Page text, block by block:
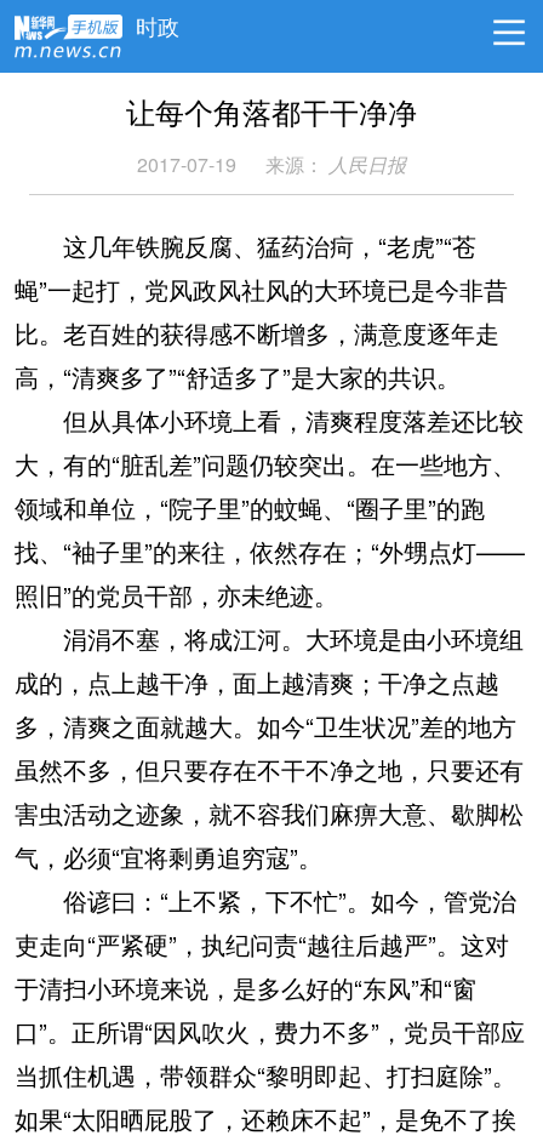
时政
让每个角落都干干净净
2017-07-19 来源： 人民日报
这几年铁腕反腐、猛药治疴，“老虎”“苍
蝇”一起打，党风政风社风的大环境已是今非昔
比。老百姓的获得感不断增多，满意度逐年走
高，“清爽多了”“舒适多了”是大家的共识。
但从具体小环境上看，清爽程度落差还比较
大，有的“脏乱差”问题仍较突出。在一些地方、
领域和单位，“院子里”的蚊蝇、“圈子里”的跑
找、“袖子里”的来往，依然存在；“外甥点灯——
照旧”的党员干部，亦未绝迹。
涓涓不塞，将成江河。大环境是由小环境组
成的，点上越干净，面上越清爽；干净之点越
多，清爽之面就越大。如今“卫生状况”差的地方
虽然不多，但只要存在不干不净之地，只要还有
害虫活动之迹象，就不容我们麻痹大意、歇脚松
气，必须“宜将剩勇追穷寇”。
俗谚曰：“上不紧，下不忙”。如今，管党治
吏走向“严紧硬”，执纪问责“越往后越严”。这对
于清扫小环境来说，是多么好的“东风”和“窗
口”。正所谓“因风吹火，费力不多”，党员干部应
当抓住机遇，带领群众“黎明即起、打扫庭除”。
如果“太阳晒屁股了，还赖床不起”，是免不了挨